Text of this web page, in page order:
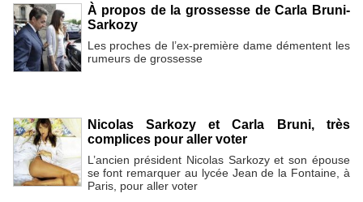
À propos de la grossesse de Carla Bruni-
Sarkozy
Les proches de l’ex-première dame démentent les
rumeurs de grossesse
Nicolas Sarkozy et Carla Bruni, très
complices pour aller voter
L’ancien président Nicolas Sarkozy et son épouse
se font remarquer au lycée Jean de la Fontaine, à
Paris, pour aller voter